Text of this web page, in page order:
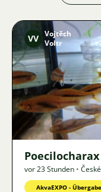
VV Vojtěch
Voltr
vor 23 Stunden •
AkvaEXPO -